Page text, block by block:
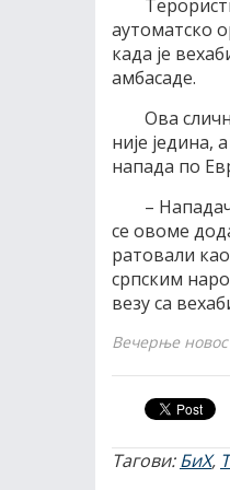
аутоматско
када је
амбасаде.
Ова
није једина,
напада по
–
се овоме
ратовали
српским
везу са
Вечерње
Тагови:БиХ,